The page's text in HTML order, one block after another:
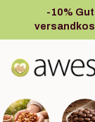
Zum Hauptinhalt
-10%